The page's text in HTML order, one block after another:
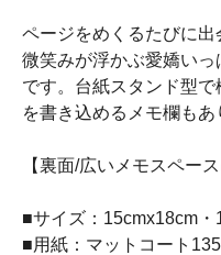
ページをめくるたびに
微笑みが浮かぶ愛嬌い
です。台紙スタンド型
を書き込めるメモ欄もあ
【裏面/広いメモスペー
■サイズ：15cmx18cm・
■用紙：マットコート